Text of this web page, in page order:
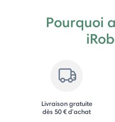
Pourquoi
Livraison gratuite
dès 50 € d'achat